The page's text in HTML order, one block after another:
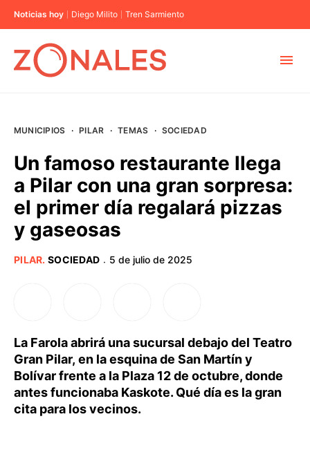
Noticias hoy Diego Milito Tren Sarmiento
BUENOS AIRES
PROVINCIAS
MUNICIPIOS · PILAR · TEMAS · SOCIEDAD
Un famoso restaurante llega
a Pilar con una gran sorpresa:
el primer día regalará pizzas
y gaseosas
PILAR. SOCIEDAD · 5 de julio de 2025
La Farola abrirá una sucursal debajo del Teatro
Gran Pilar, en la esquina de San Martín y
Bolívar frente a la Plaza 12 de octubre, donde
antes funcionaba Kaskote. Qué día es la gran
cita para los vecinos.